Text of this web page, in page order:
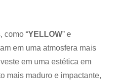
como “YELLOW” e
em uma atmosfera mais
em uma estética em
mais maduro e impactante,